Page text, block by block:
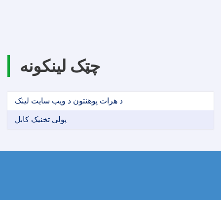
چټک لینکونه
د هرات پوهنتون د ویب سایت لینک
پولی تخنیک کابل